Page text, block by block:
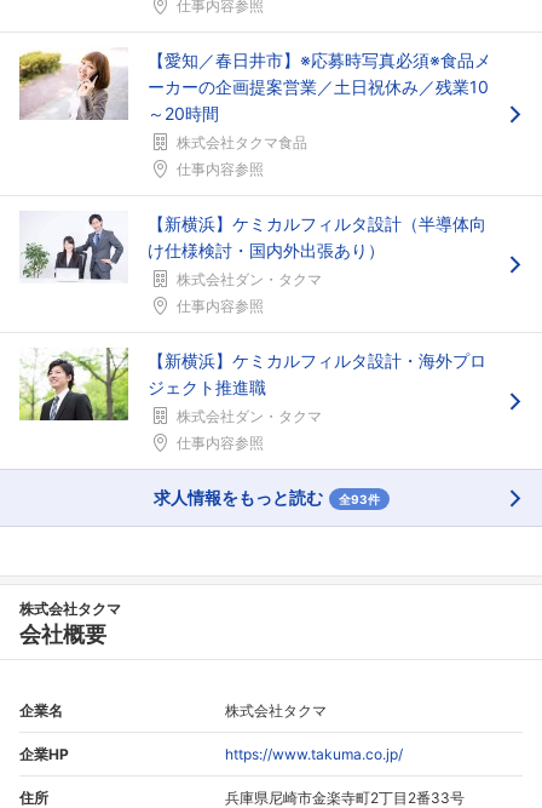
仕事内容参照
【愛知／春日井市】※応募時写真必須※食品メ
ーカーの企画提案営業／土日祝休み／残業10
～20時間
株式会社タクマ食品
仕事内容参照
【新横浜】ケミカルフィルタ設計（半導体向
け仕様検討・国内外出張あり）
株式会社ダン・タクマ
仕事内容参照
【新横浜】ケミカルフィルタ設計・海外プロ
ジェクト推進職
株式会社ダン・タクマ
仕事内容参照
求人情報をもっと読む 全93件
株式会社タクマ
会社概要
企業名 株式会社タクマ
企業HP https://www.takuma.co.jp/
住所 兵庫県尼崎市金楽寺町2丁目2番33号